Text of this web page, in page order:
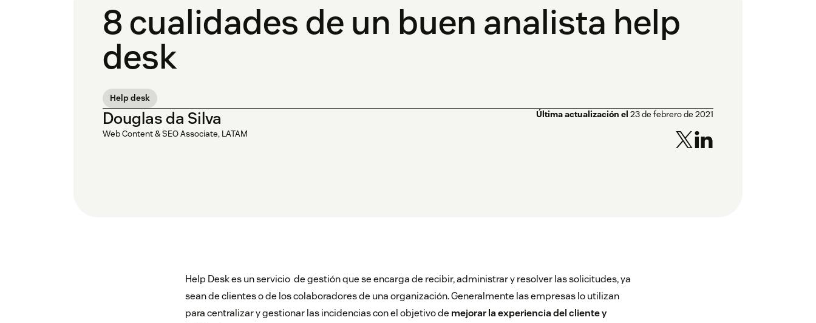
8 cualidades de un buen analista help
desk
Help desk
Douglas da Silva
Web Content & SEO Associate, LATAM
Última actualización el 23 de febrero de 2021
Help Desk es un servicio de gestión que se encarga de recibir, administrar y resolver las solicitudes, ya
sean de clientes o de los colaboradores de una organización. Generalmente las empresas lo utilizan
para centralizar y gestionar las incidencias con el objetivo de mejorar la experiencia del cliente y